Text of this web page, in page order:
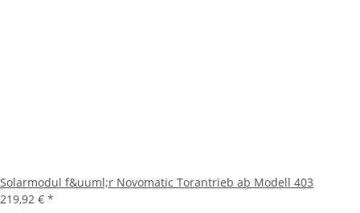
Solarmodul f&uuml;r Novomatic Torantrieb ab Modell 403
219,92 € *